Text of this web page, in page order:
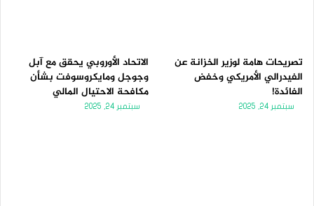
تصريحات هامة لوزير الخزانة عن
الفيدرالي الأمريكي وخفض
الفائدة!
سبتمبر 24, 2025
الاتحاد الأوروبي يحقق مع آبل
وجوجل ومايكروسوفت بشأن
مكافحة الاحتيال المالي
سبتمبر 24, 2025